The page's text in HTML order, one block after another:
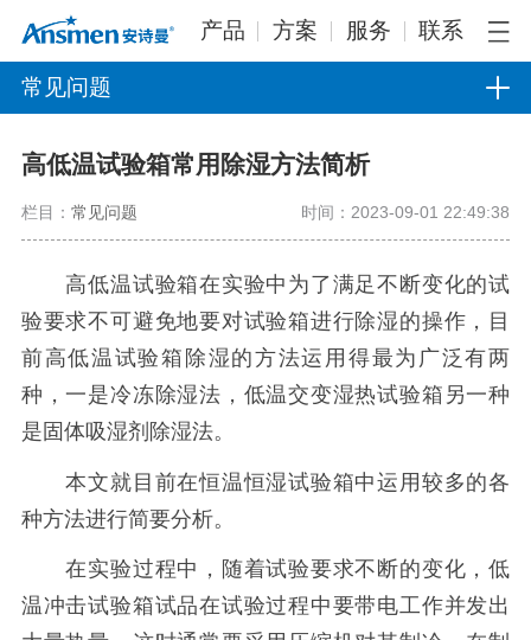
产品 方案 服务 联系
常见问题
高低温试验箱常用除湿方法简析
栏目： 常见问题 时间：2023-09-01 22:49:38
高低温试验箱在实验中为了满足不断变化的试
验要求不可避免地要对试验箱进行除湿的操作，目
前高低温试验箱除湿的方法运用得最为广泛有两
种，一是冷冻除湿法，低温交变湿热试验箱另一种
是固体吸湿剂除湿法。
本文就目前在恒温恒湿试验箱中运用较多的各
种方法进行简要分析。
在实验过程中，随着试验要求不断的变化，低
温冲击试验箱试品在试验过程中要带电工作并发出